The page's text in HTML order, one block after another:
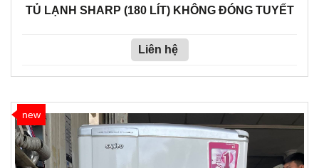
TỦ LẠNH SHARP (180 LÍT) KHÔNG ĐÓNG TUYẾT
Liên hệ
new